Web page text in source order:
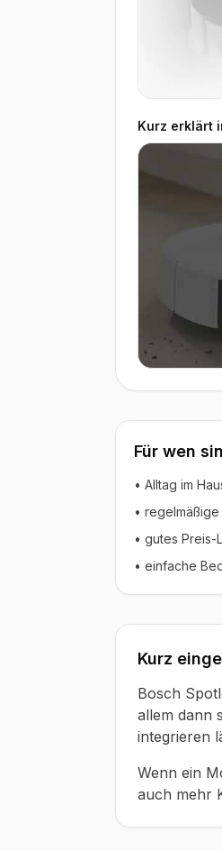
Kurz erklärt
▶ Video
Für wen
• Alltag im
•
• gutes Preis-
• einfache
Kurz
Bosch
allem dann
integrieren
Wenn ein
auch mehr